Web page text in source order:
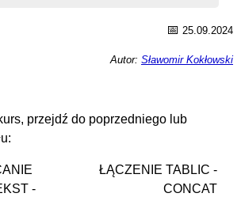
📅 25.09.2024
Autor: Sławomir Kokłowski
przejdź do poprzedniego lub
-
ŁĄCZENIE TABLIC -
CONCAT